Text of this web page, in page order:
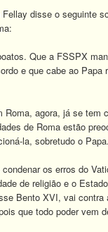
disse o seguinte
Que a FSSPX
e que cabe ao Papa
Roma, agora, já se tem
de Roma estão
la, sobretudo o Papa.
os erros do
de religião e o
Bento XVI, vai contra
que todo poder vem